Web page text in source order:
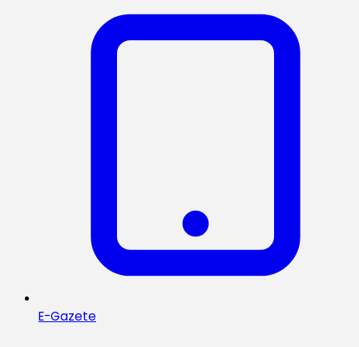
E-Gazete